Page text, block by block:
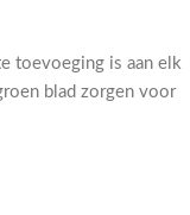
toevoeging is aan elk
blad zorgen voor